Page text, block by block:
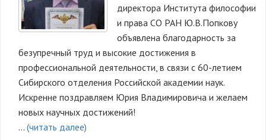
директора Института философии
и права СО РАН Ю.В.Попкову
объявлена благодарность за
безупречный труд и высокие достижения в
профессиональной деятельности, в связи с 60-летием
Сибирского отделения Российской академии наук.
Искренне поздравляем Юрия Владимировича и желаем
новых научных достижений!
… (читать далее)